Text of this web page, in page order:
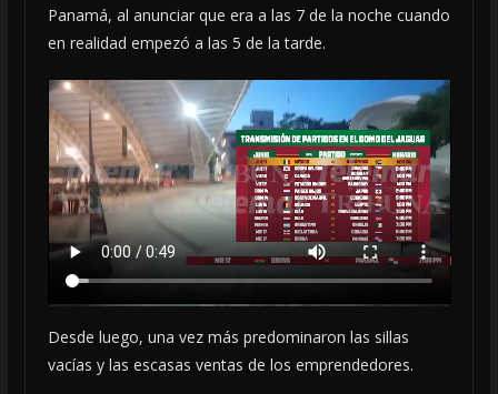
Panamá, al anunciar que era a las 7 de la noche cuando
en realidad empezó a las 5 de la tarde.
Desde luego, una vez más predominaron las sillas
vacías y las escasas ventas de los emprendedores.